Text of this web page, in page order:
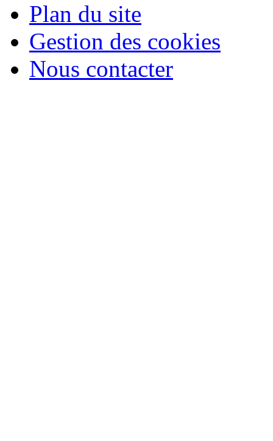
Plan du site
Gestion des cookies
Nous contacter